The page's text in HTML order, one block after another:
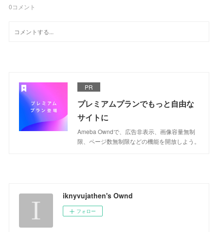
0コメント
PR
プレミアムプランでもっと自由な
サイトに
Ameba Owndで、広告非表示、画像容量無制
限、ページ数無制限などの機能を開放しよう。
iknyvujathen's Ownd
フォロー